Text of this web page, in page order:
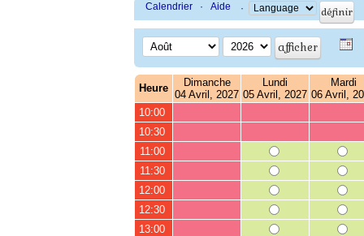
Calendrier · Aide ·
Heure
Dimanche
04 Avril, 2027
Lundi
05 Avril, 2027
Mardi
06 Avril,
10:00
10:30
11:00
11:30
12:00
12:30
13:00